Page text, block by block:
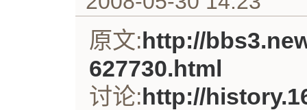
原文:http://
627730.html
讨论:http://